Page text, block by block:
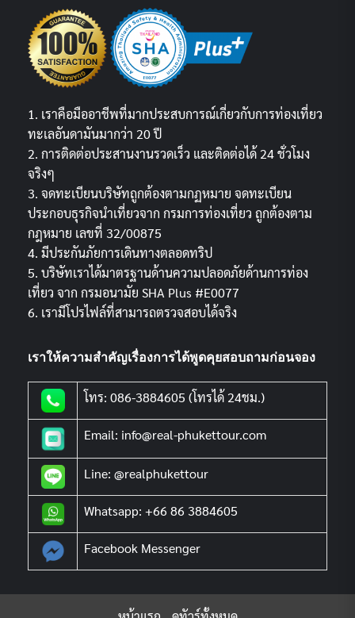
1. เราคือมืออาชีพที่มากประสบการณ์เกี่ยวกับการท่องเที่ยว
ทะเลอันดามันมากว่า 20 ปี
2. การติดต่อประสานงานรวดเร็ว และติดต่อได้ 24 ชั่วโมง
จริงๆ
3. จดทะเบียนบริษัทถูกต้องตามกฏหมาย จดทะเบียน
ประกอบธุรกิจนำเที่ยวจาก กรมการท่องเที่ยว ถูกต้องตาม
กฎหมาย เลขที่ 32/00875
4. มีประกันภัยการเดินทางตลอดทริป
5. บริษัทเราได้มาตรฐานด้านความปลอดภัยด้านการท่อง
เที่ยว จาก กรมอนามัย SHA Plus #E0077
6. เรามีโปรไฟล์ที่สามารถตรวจสอบได้จริง
เราให้ความสำคัญเรื่องการได้พูดคุยสอบถามก่อนจอง
โทร: 086-3884605 (โทรได้ 24ชม.)
Email: info@real-phukettour.com
Line: @realphukettour
Whatsapp: +66 86 3884605
Facebook Messenger